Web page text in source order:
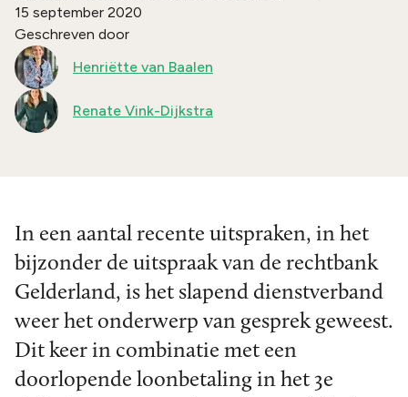
15 september 2020
Geschreven door
Henriëtte van Baalen
Renate Vink-Dijkstra
In een aantal recente uitspraken, in het
bijzonder de uitspraak van de rechtbank
Gelderland, is het slapend dienstverband
weer het onderwerp van gesprek geweest.
Dit keer in combinatie met een
doorlopende loonbetaling in het 3e